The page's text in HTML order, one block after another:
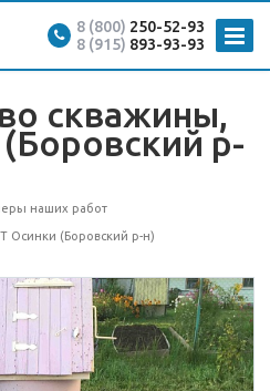
8 (800) 250-52-93
8 (915) 893-93-93
скважины,
р-
наших работ
Осинки (Боровский р-н)